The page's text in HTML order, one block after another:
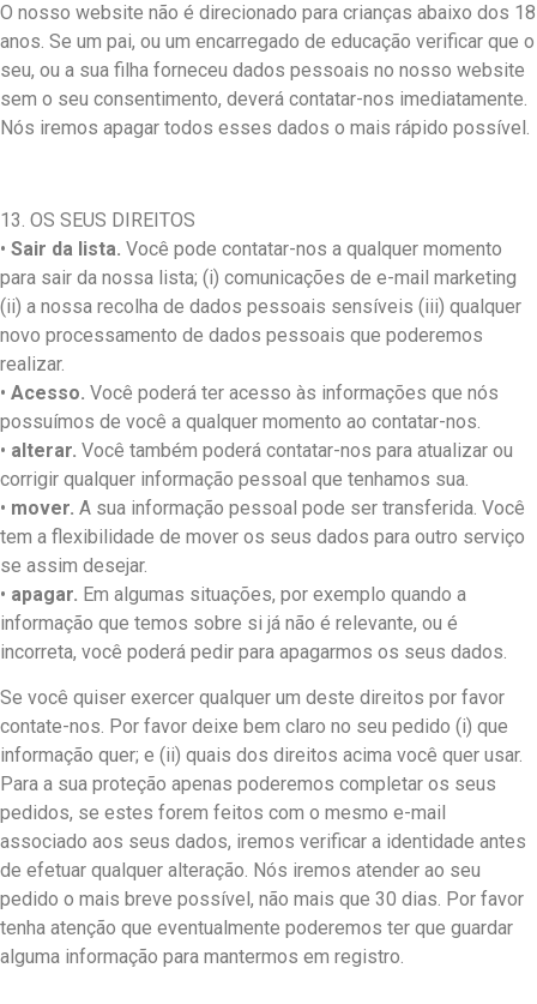
O nosso website não é direcionado para crianças abaixo dos 18
anos. Se um pai, ou um encarregado de educação verificar que o
seu, ou a sua filha forneceu dados pessoais no nosso website
sem o seu consentimento, deverá contatar-nos imediatamente.
Nós iremos apagar todos esses dados o mais rápido possível.
13. OS SEUS DIREITOS
• Sair da lista. Você pode contatar-nos a qualquer momento
para sair da nossa lista; (i) comunicações de e-mail marketing
(ii) a nossa recolha de dados pessoais sensíveis (iii) qualquer
novo processamento de dados pessoais que poderemos
realizar.
• Acesso. Você poderá ter acesso às informações que nós
possuímos de você a qualquer momento ao contatar-nos.
• alterar. Você também poderá contatar-nos para atualizar ou
corrigir qualquer informação pessoal que tenhamos sua.
• mover. A sua informação pessoal pode ser transferida. Você
tem a flexibilidade de mover os seus dados para outro serviço
se assim desejar.
• apagar. Em algumas situações, por exemplo quando a
informação que temos sobre si já não é relevante, ou é
incorreta, você poderá pedir para apagarmos os seus dados.
Se você quiser exercer qualquer um deste direitos por favor
contate-nos. Por favor deixe bem claro no seu pedido (i) que
informação quer; e (ii) quais dos direitos acima você quer usar.
Para a sua proteção apenas poderemos completar os seus
pedidos, se estes forem feitos com o mesmo e-mail
associado aos seus dados, iremos verificar a identidade antes
de efetuar qualquer alteração. Nós iremos atender ao seu
pedido o mais breve possível, não mais que 30 dias. Por favor
tenha atenção que eventualmente poderemos ter que guardar
alguma informação para mantermos em registro.